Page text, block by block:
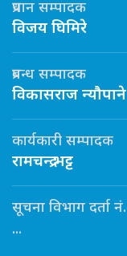
प्रधान सम्पादक
विजय घिमिरे
प्रबन्ध सम्पादक
विकासराज न्यौपाने
कार्यकारी सम्पादक
रामचन्द्र भट्ट
सूचना विभाग दर्ता नं.
...